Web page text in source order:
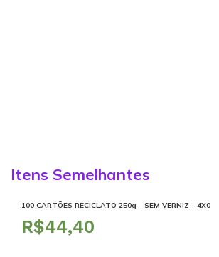
Itens Semelhantes
100 CARTÕES RECICLATO 250g – SEM VERNIZ – 4X0
R$